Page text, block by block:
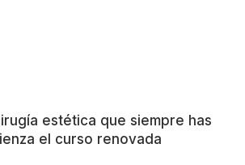
estética que siempre has
el curso renovada